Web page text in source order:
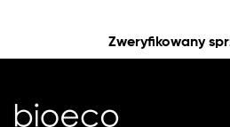
Zweryfikowany